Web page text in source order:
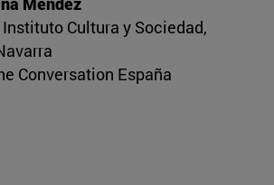
Cultura y Sociedad,
Conversation España